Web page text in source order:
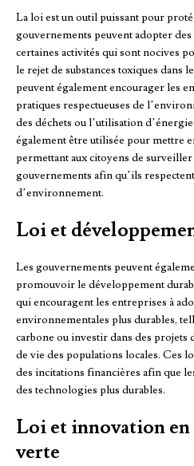
La loi est un outil puissant pour
gouvernements peuvent adopter
certaines activités qui sont nocives
le rejet de substances toxiques dans
peuvent également encourager les
pratiques respectueuses de
des déchets ou l’utilisation
également être utilisée pour mettre
permettant aux citoyens de
gouvernements afin qu’ils
d’environnement.
Loi et
Les gouvernements peuvent
promouvoir le développement
qui encouragent les entreprises à
environnementales plus durables,
carbone ou investir dans des projets
de vie des populations locales. Ces
des incitations financières afin que
des technologies plus durables.
Loi et innovation
verte